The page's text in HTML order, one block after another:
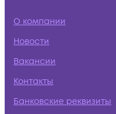
О компании
Новости
Вакансии
Контакты
Банковские реквизиты